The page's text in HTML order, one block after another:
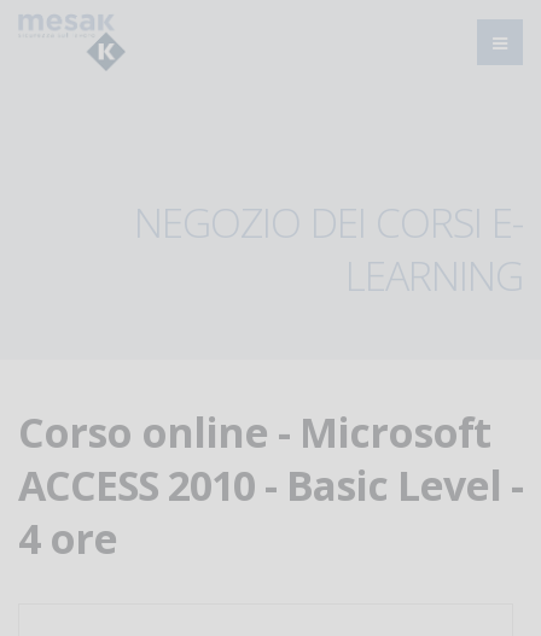
NEGOZIO DEI CORSI E-
LEARNING
Corso online - Microsoft
ACCESS 2010 - Basic Level -
4 ore